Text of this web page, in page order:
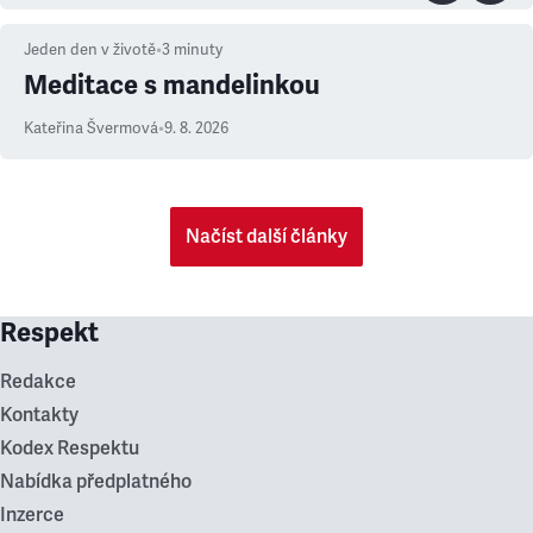
Jeden den v životě•3 minuty
Meditace s mandelinkou
Kateřina Švermová•9. 8. 2026
Načíst další články
Respekt
Redakce
Kontakty
Kodex Respektu
Nabídka předplatného
Inzerce